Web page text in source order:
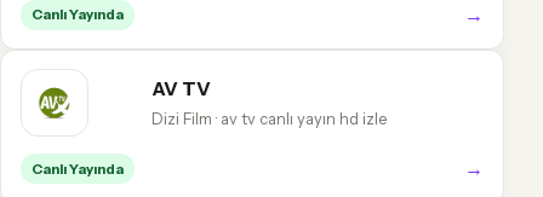
Canlı Yayında →
AV TV
Dizi Film · av tv canlı yayın hd izle
Canlı Yayında →